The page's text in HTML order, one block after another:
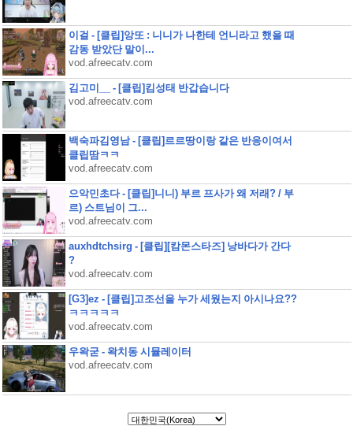
이걸 - [클립]앙또 : 니니가 나한테 언니라고 했을 때
감동 받았단 말이...
vod.afreecatv.com
김고미__ - [클립]킴성태 반갑습니다
vod.afreecatv.com
백숙파김영남 - [클립]르르땅이랑 같은 반응이여서
클립땀ㅋㅋ
vod.afreecatv.com
으악민초다 - [클립]니니) 부르 프사가 왜 저래? / 부
르) 스트님이 그...
vod.afreecatv.com
auxhdtchsirg - [클립][캄몬스타즈] 낭바다가 간다
?
vod.afreecatv.com
[G3]ez - [클립]고조선을 누가 세웠는지 아시나요??
ㅋㅋㅋㅋㅋ
vod.afreecatv.com
우왁굳 - 왁치동 시뮬레이터
vod.afreecatv.com